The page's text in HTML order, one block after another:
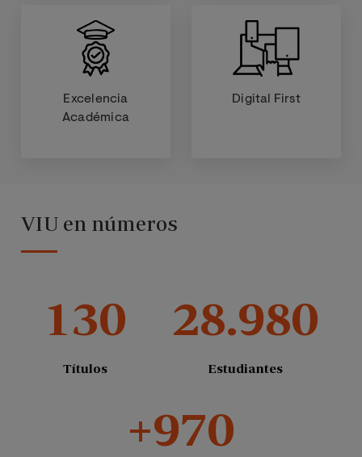
Excelencia
Académica
Digital First
VIU en números
130
Títulos
28.980
Estudiantes
+970